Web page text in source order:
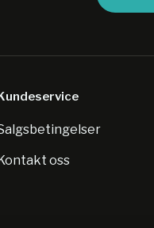
Kontakt oss